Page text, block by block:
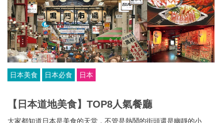
日本美食 日本必食 日本
【日本道地美食】TOP8人氣餐廳
大家都知道日本是美食的天堂，不管是熱鬧的街頭還是幽靜的小